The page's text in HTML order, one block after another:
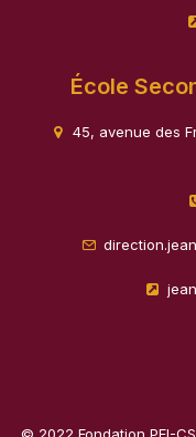
École
45, avenue des